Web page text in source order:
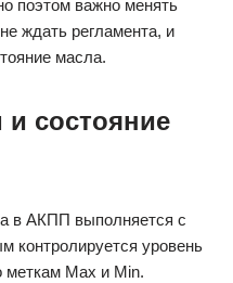
поэтом важно менять
ждать регламента, и
масла.
состояние
в АКПП выполняется с
контролируется уровень
меткам Max и Min.